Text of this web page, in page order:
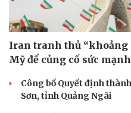
Thông tin doanh nghiệp
Doanh nghiệp 24h
Doanh nhân
Vì cộng đồng
Iran tranh thủ
Mỹ để củng cố sức
Công bố Quyết định
Sơn, tỉnh Quảng Ngãi